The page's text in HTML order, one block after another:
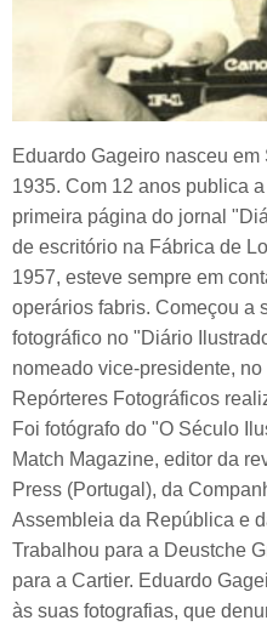
Eduardo Gageiro nasceu
1935. Com 12 anos publica
primeira página do jornal
de escritório na Fábrica de
1957, esteve sempre em
operários fabris. Começou a
fotográfico no "Diário
nomeado vice-presidente,
Repórteres Fotográficos
Foi fotógrafo do "O Século
Match Magazine, editor da
Press (Portugal), da
Assembleia da República e
Trabalhou para a Deustche
para a Cartier. Eduardo
às suas fotografias, que